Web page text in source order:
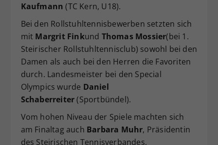
Kaufmann(TC Kern, U18).
Bei den Rollstuhltennisbewerben setzten sich
mit Margrit Finkund Thomas Mossier(bei 1.
Steirischer Rollstuhltennisclub) sowohl bei den
Damen als auch bei den Herren die Favoriten
durch. Landesmeister bei den Special
Olympics wurde Daniel
Schaberreiter(Sportbündel).
Vom hohen Niveau der Spiele machten sich
am Finaltag auch Barbara Muhr, Präsidentin
des Steirischen Tennisverbandes,